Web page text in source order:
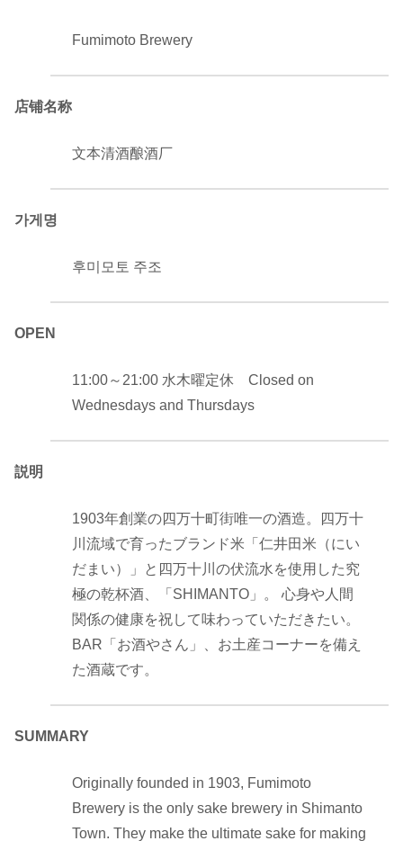
Fumimoto Brewery
店铺名称
文本清酒酿酒厂
가게명
후미모토 주조
OPEN
11:00～21:00 水木曜定休 Closed on
Wednesdays and Thursdays
説明
1903年創業の四万十町街唯一の酒造。四万十
川流域で育ったブランド米「仁井田米（にい
だまい）」と四万十川の伏流水を使用した究
極の乾杯酒、「SHIMANTO」。 心身や人間
関係の健康を祝して味わっていただきたい。
BAR「お酒やさん」、お土産コーナーを備え
た酒蔵です。
SUMMARY
Originally founded in 1903, Fumimoto
Brewery is the only sake brewery in Shimanto
Town. They make the ultimate sake for making